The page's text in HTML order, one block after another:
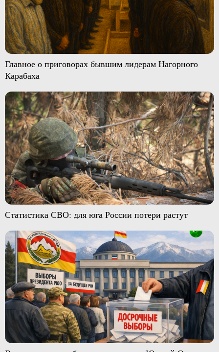
Главное о приговорах бывшим лидерам Нагорного
Карабаха
Статистика СВО: для юга России потери растут